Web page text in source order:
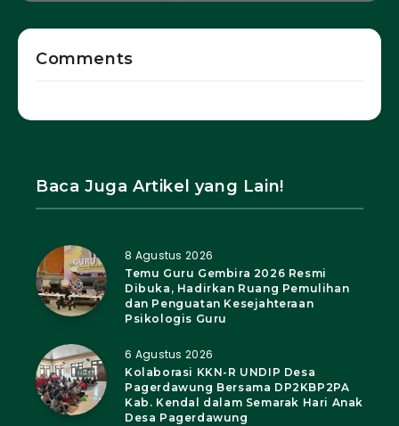
Comments
Baca Juga Artikel yang Lain!
8 Agustus 2026
Temu Guru Gembira 2026 Resmi
Dibuka, Hadirkan Ruang Pemulihan
dan Penguatan Kesejahteraan
Psikologis Guru
6 Agustus 2026
Kolaborasi KKN-R UNDIP Desa
Pagerdawung Bersama DP2KBP2PA
Kab. Kendal dalam Semarak Hari Anak
Desa Pagerdawung